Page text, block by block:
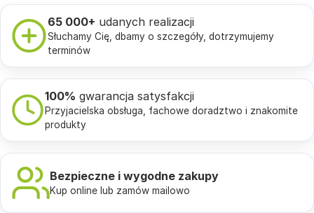
65 000+ udanych realizacji
Słuchamy Cię, dbamy o szczegóły, dotrzymujemy
terminów
100% gwarancja satysfakcji
Przyjacielska obsługa, fachowe doradztwo i znakomite
produkty
Bezpieczne i wygodne zakupy
Kup online lub zamów mailowo